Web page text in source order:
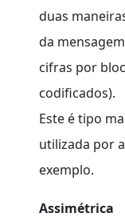
duas
da
cifras por
codificados).
Este é tipo
utilizada por
exemplo.
Assimétrica